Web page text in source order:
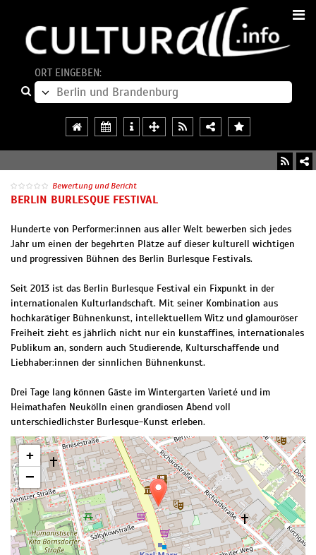
ORT EINGEBEN:
Bewertung und Bericht
BERLIN BURLESQUE FESTIVAL
Hunderte von Performer:innen aus aller Welt bewerben sich jedes
Jahr um einen der begehrten Plätze auf dieser kulturell wichtigen
und progressiven Bühnen des Berlin Burlesque Festivals.
Seit 2013 ist das Berlin Burlesque Festival ein Fixpunkt in der
internationalen Kulturlandschaft. Mit seiner Kombination aus
hochkarätiger Bühnenkunst, intellektuellem Witz und glamouröser
Freiheit zieht es jährlich nicht nur ein kunstaffines, internationales
Publikum an, sondern auch Studierende, Kulturschaffende und
Liebhaber:innen der sinnlichen Bühnenkunst.
Drei Tage lang können Gäste im Wintergarten Varieté und im
Heimathafen Neukölln einen grandiosen Abend voll
unterschiedlichster Burlesque-Kunst erleben.
+
−